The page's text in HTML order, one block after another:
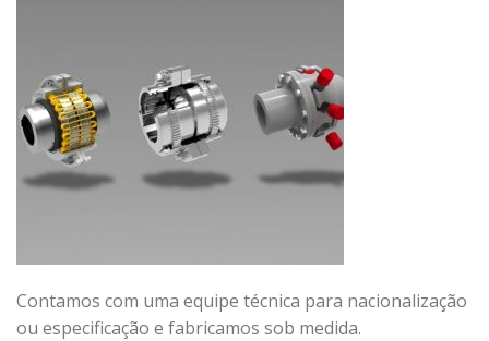
Contamos com uma equipe técnica para nacionalização
ou especificação e fabricamos sob medida.